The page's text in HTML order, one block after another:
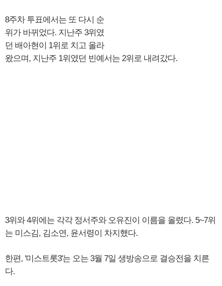
8주차 투표에서는 또 다시 순
위가 바뀌었다. 지난주 3위였
던 배아현이 1위로 치고 올라
왔으며, 지난주 1위였던 빈예서는 2위로 내려갔다.
3위와 4위에는 각각 정서주와 오유진이 이름을 올렸다. 5~7위
는 미스김, 김소연, 윤서령이 차지했다.
한편, '미스트롯3'는 오는 3월 7일 생방송으로 결승전을 치른
다.